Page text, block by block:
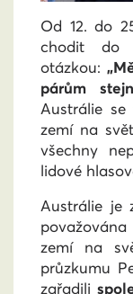
Od 12. do
chodit do
otázkou:
párům
Austrálie
zemí na
všechny
lidové
Austrálie je
zemí na
průzkumu
zařadili